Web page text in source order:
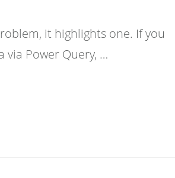
it highlights one. If you
via Power Query, …